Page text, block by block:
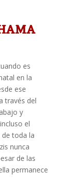
es
en la
ese
través del
y
el
toda la
nunca
de las
permanece